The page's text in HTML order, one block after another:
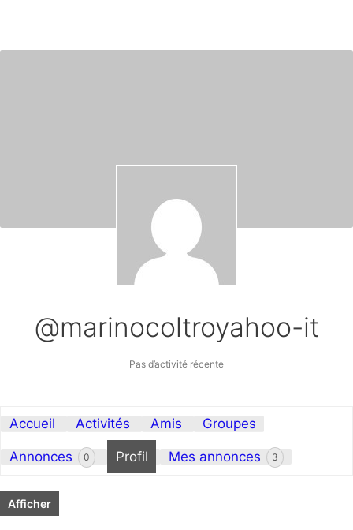
@marinocoltroyahoo-it
Pas d’activité récente
Accueil Activités Amis Groupes
Annonces 0 Profil Mes annonces 3
Afficher